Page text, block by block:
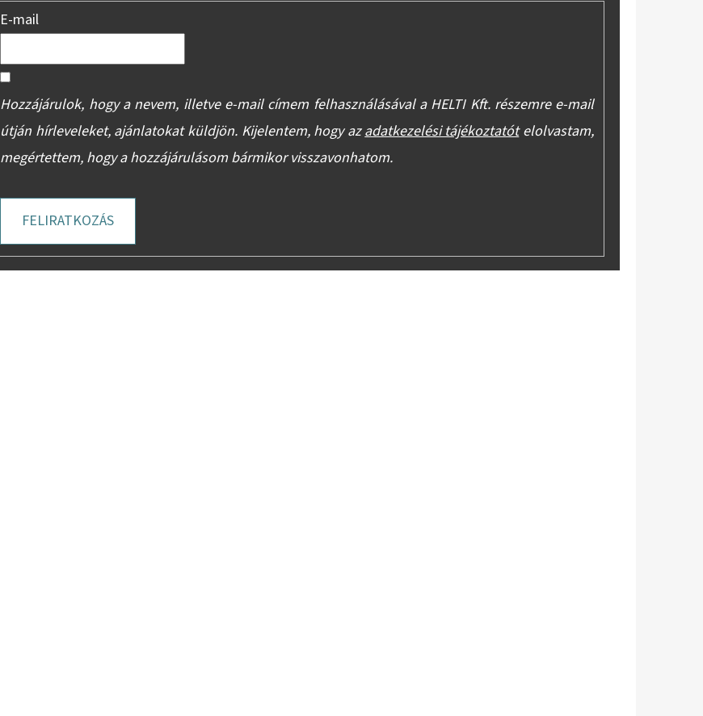
E-mail
Hozzájárulok, hogy a nevem, illetve e-mail címem felhasználásával a HELTI Kft. részemre e-mail
útján hírleveleket, ajánlatokat küldjön. Kijelentem, hogy azadatkezelési tájékoztatót elolvastam,
megértettem, hogy a hozzájárulásom bármikor visszavonhatom.
FELIRATKOZÁS